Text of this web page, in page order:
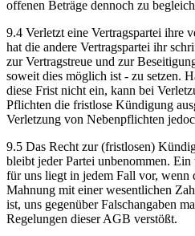
offenen Beträge dennoch zu
9.4 Verletzt eine Vertragspartei ihre
hat die andere Vertragspartei ihr
zur Vertragstreue und zur
soweit dies möglich ist - zu setzen.
diese Frist nicht ein, kann bei
Pflichten die fristlose Kündigung
Verletzung von Nebenpflichten
9.5 Das Recht zur (fristlosen)
bleibt jeder Partei unbenommen.
für uns liegt in jedem Fall vor, wenn
Mahnung mit einer wesentlichen
ist, uns gegenüber Falschangaben
Regelungen dieser AGB verstößt.